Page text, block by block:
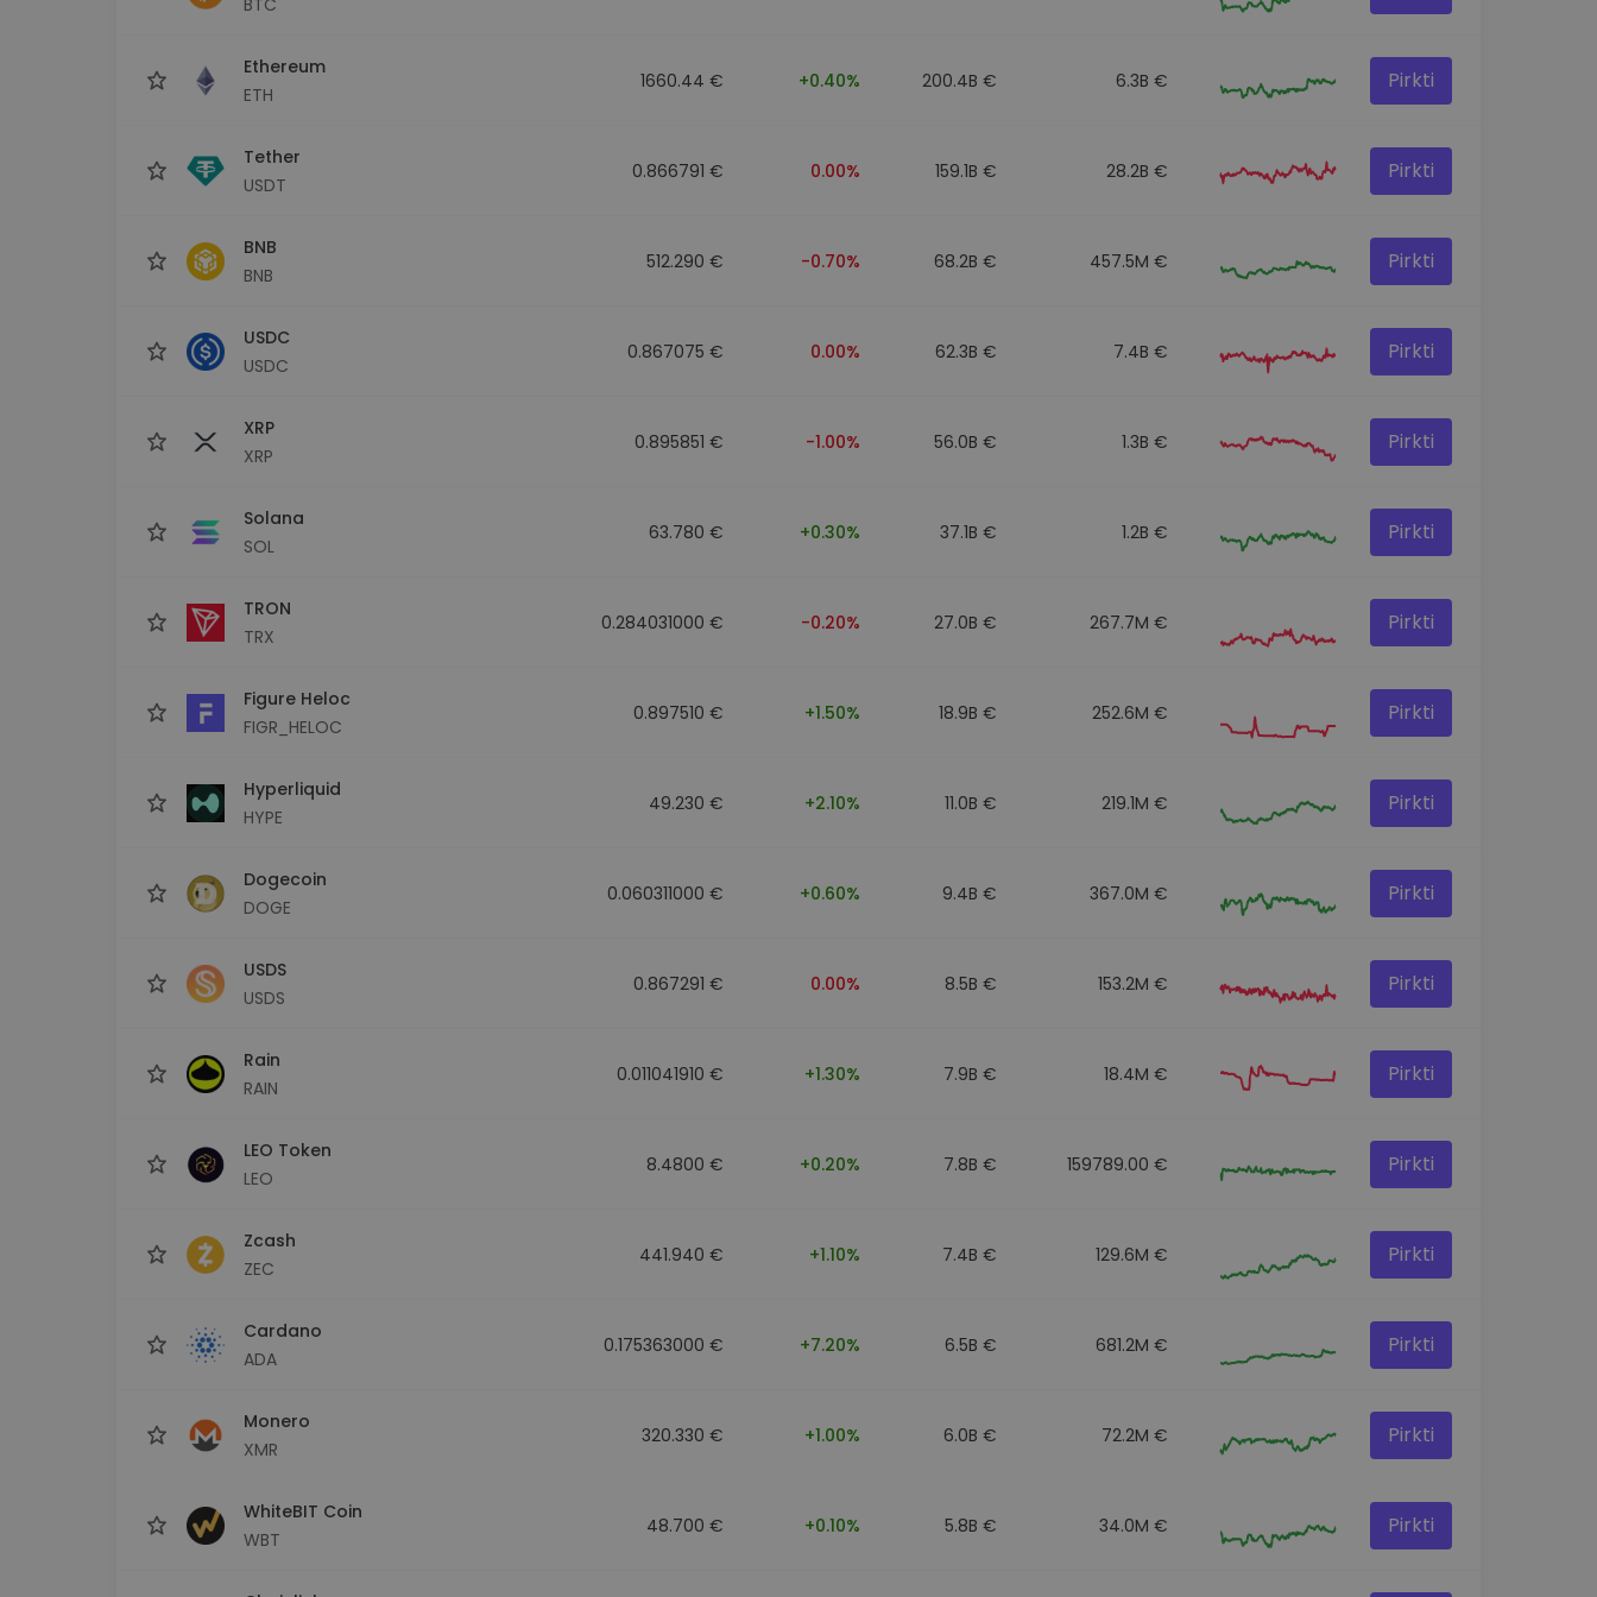
Ethereum
ETH
1660.44 € +0.40% 200.4B € 6.3B € Pirkti
Tether
USDT
0.866791 € 0.00% 159.1B € 28.2B € Pirkti
BNB
BNB
512.290 € -0.70% 68.2B € 457.5M € Pirkti
USDC
USDC
0.867075 € 0.00% 62.3B € 7.4B € Pirkti
XRP
XRP
0.895851 € -1.00% 56.0B € 1.3B € Pirkti
Solana
SOL
63.780 € +0.30% 37.1B € 1.2B € Pirkti
TRON
TRX
0.284031000 € -0.20% 27.0B € 267.7M € Pirkti
Figure Heloc
FIGR_HELOC
0.897510 € +1.50% 18.9B € 252.6M € Pirkti
Hyperliquid
HYPE
49.230 € +2.10% 11.0B € 219.1M € Pirkti
Dogecoin
DOGE
0.060311000 € +0.60% 9.4B € 367.0M € Pirkti
USDS
USDS
0.867291 € 0.00% 8.5B € 153.2M € Pirkti
Rain
RAIN
0.011041910 € +1.30% 7.9B € 18.4M € Pirkti
LEO Token
LEO
8.4800 € +0.20% 7.8B € 159789.00 € Pirkti
Zcash
ZEC
441.940 € +1.10% 7.4B € 129.6M € Pirkti
Cardano
ADA
0.175363000 € +7.20% 6.5B € 681.2M € Pirkti
Monero
XMR
320.330 € +1.00% 6.0B € 72.2M € Pirkti
WhiteBIT Coin
WBT
48.700 € +0.10% 5.8B € 34.0M € Pirkti